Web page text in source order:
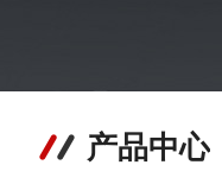
产品中心